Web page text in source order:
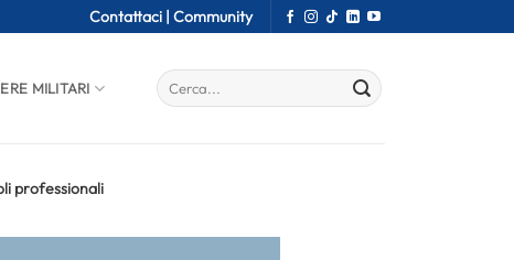
Contattaci | Community
MILITARI
professionali